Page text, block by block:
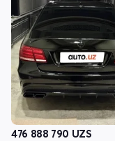
476 888 790 UZS